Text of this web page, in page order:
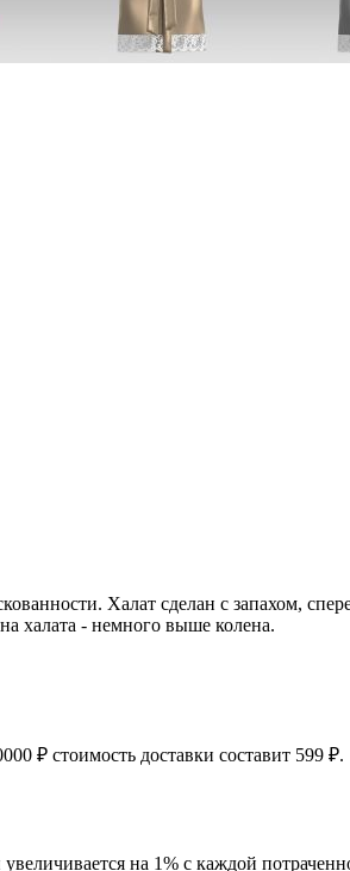
Халат сделан с запахом,
халата - немного выше колена.
₽ стоимость доставки составит 599 ₽.
на 1% с каждой